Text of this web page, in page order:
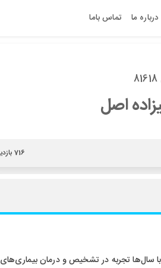
درباره ما تماس باما
اصل
716 بازدید
سال‌ها تجربه در تشخیص و درمان بیماری‌های